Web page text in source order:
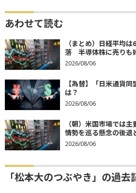
あわせて読む
（まとめ）日経平均
落 半導体株に売りも
2026/08/06
【為替】「日米通貨
は？
2026/08/06
（朝）米国市場では
情勢を巡る懸念の後退
2026/08/06
「松本大のつぶやき」の過去